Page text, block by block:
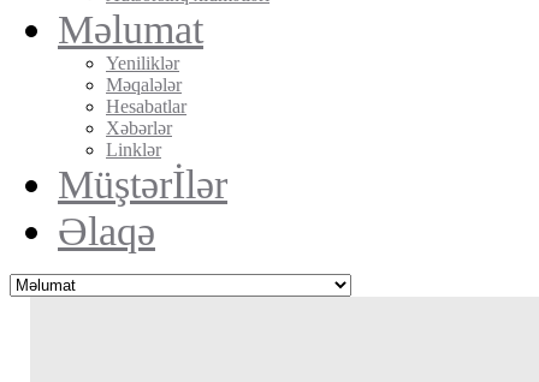
Məlumat
Yeniliklər
Məqalələr
Hesabatlar
Xəbərlər
Linklər
Müştərİlər
Əlaqə